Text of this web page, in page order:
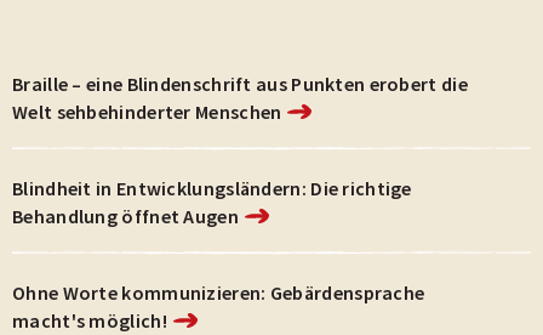
Braille – eine Blindenschrift aus Punkten erobert die
Welt sehbehinderter Menschen
Blindheit in Entwicklungsländern: Die richtige
Behandlung öffnet Augen
Ohne Worte kommunizieren: Gebärdensprache
macht's möglich!